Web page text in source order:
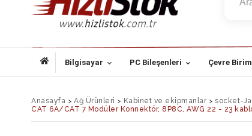
Bilgisayar PC Bileşenleri Çevre
Anasayfa > Ağ Ürünleri > Kabinet ve ekipmanlar> socket-
CAT 6A/CAT 7 Modüler Konnektör, 8P8C, AWG 22 - 23